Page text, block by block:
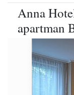
Anna
apartman